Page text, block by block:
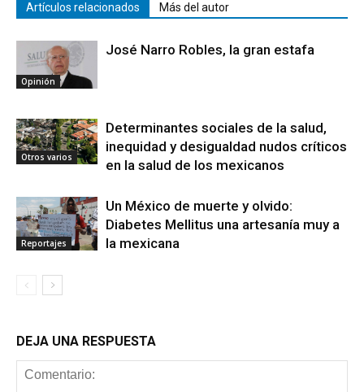
Artículos relacionados Más del autor
Opinión
José Narro Robles, la gran estafa
Otros varios
Determinantes sociales de la salud,
inequidad y desigualdad nudos críticos
en la salud de los mexicanos
Reportajes
Un México de muerte y olvido:
Diabetes Mellitus una artesanía muy a
la mexicana
DEJA UNA RESPUESTA